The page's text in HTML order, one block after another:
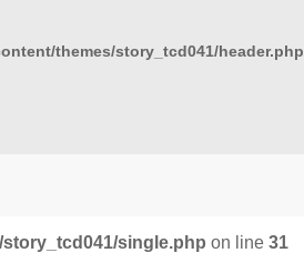
themes/story_tcd041/header.php
single.php on line 31